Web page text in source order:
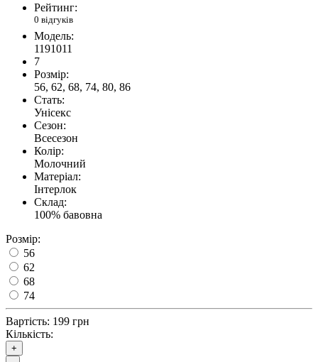
Рейтинг:
0 відгуків
Модель:
1191011
7
Розмір:
56, 62, 68, 74, 80, 86
Стать:
Унісекс
Сезон:
Всесезон
Колір:
Молочний
Матеріал:
Інтерлок
Склад:
100% бавовна
Розмір:
56
62
68
74
Вартість: 199 грн
Кількість:
+